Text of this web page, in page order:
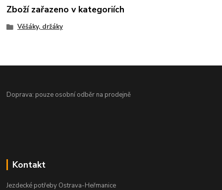
Zboží zařazeno v kategoriích
Věšáky, držáky
Doprava: pouze osobní odběr na prodejně
Kontakt
Jezdecké potřeby Ostrava-Heřmanice